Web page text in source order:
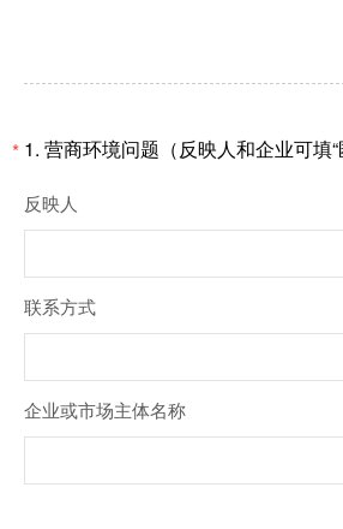
* 1. 营商环境问题（反映人和企业可填“
反映人
联系方式
企业或市场主体名称